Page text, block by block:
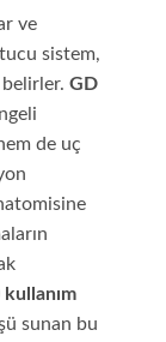
ve
sistem,
GD
de uç
kullanım
sunan bu